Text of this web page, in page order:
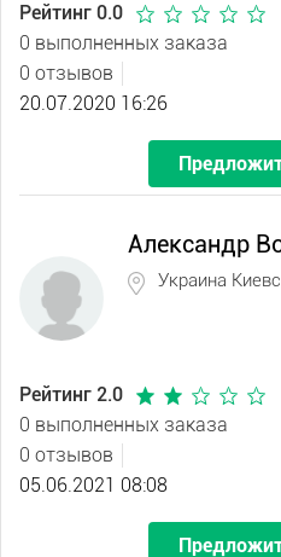
Рейтинг 0.0
0 выполненных заказа
0 отзывов
20.07.2020 16:26
Александр
Украина
Рейтинг 2.0
0 выполненных заказа
0 отзывов
05.06.2021 08:08